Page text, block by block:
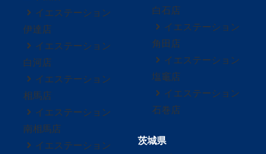
イエステーション
伊達店
イエステーション
白河店
イエステーション
相馬店
イエステーション
南相馬店
イエステーション
白石店
イエステーション
角田店
イエステーション
塩竈店
イエステーション
石巻店
茨城県